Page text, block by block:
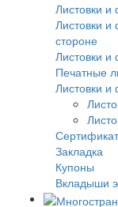
Листовки
Листовки
стороне
Листовки и
Печатные
Листовки
Закладка
Купоны
Вкладыши